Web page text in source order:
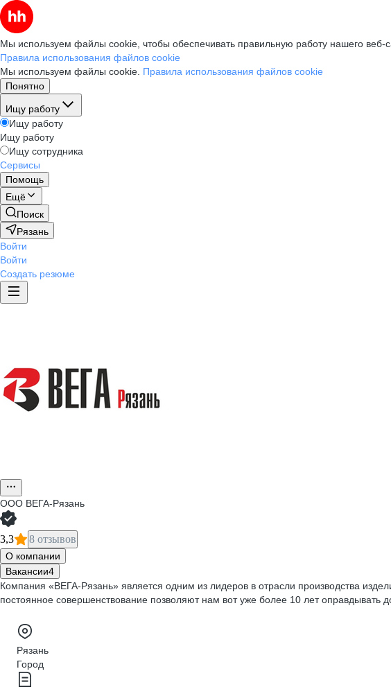
Мы используем файлы cookie, чтобы обеспечивать правильную работу нашего веб-
Правила использования файлов cookie
Мы используем файлы cookie. Правила использования файлов cookie
Понятно
Ищу работу
Ищу работу
Ищу работу
Ищу сотрудника
Сервисы
Помощь
Ещё
Поиск
Рязань
Войти
Войти
Создать резюме
ООО ВЕГА-Рязань
3,3 8 отзывов
О компании
Вакансии4
Компания «ВЕГА-Рязань» является одним из лидеров в отрасли производства
постоянное совершенствование позволяют нам вот уже более 10 лет оправдывать
Рязань
Город